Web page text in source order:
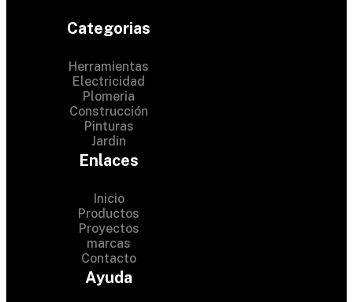
Categorias
Herramientas
Electricidad
Plomeria
Construcción
Pinturas
Jardin
Enlaces
Inicio
Productos
Proyectos
marcas
Contacto
Ayuda